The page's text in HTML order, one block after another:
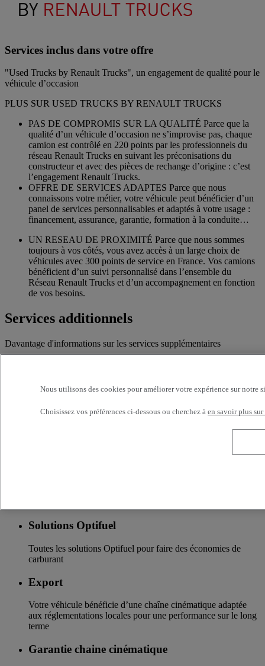
Services inclus dans votre offre
"Used Trucks by Renault Trucks", un engagement de qualité pour le
véhicule d’occasion
PLUS SUR USED TRUCKS BY RENAULT TRUCKS
PAS DE COMPROMIS SUR LA QUALITÉ Parce que la
qualité d’un véhicule d’occasion ne s’improvise pas, chaque
camion est contrôlé en 220 points par les professionnels du
réseau Renault Trucks en suivant les préconisations du
constructeur et avec des pièces de rechange d’origine : c’est
l’engagement Renault Trucks.
OFFRE DE SERVICES ADAPTES Parce que nous
connaissons votre métier, votre véhicule peut bénéficier d’un
panel de services personnalisables et adaptés à votre usage :
financement, assurance, garantie, formation à la conduite…
UN RESEAU DE PROXIMITÉ Parce que nous sommes
toujours à vos côtés, vous avez accès à un large choix de
véhicules avec 300 points de service en France. Vos camions
bénéficient d’un suivi personnalisé dans l’ensemble du
Réseau Renault Trucks et d’un accompagnement en fonction
de vos besoins.
Services additionnels
Davantage d'informations sur les services supplémentaires
La garantie de services de financements et d’assurances sur
Solutions Optifuel
Toutes les solutions Optifuel pour faire des économies de
carburant
Export
Votre véhicule bénéficie d’une chaîne cinématique adaptée
aux réglementations locales pour une performance sur le long
terme
Garantie chaine cinématique
Nous utilisons des cookies pour améliorer votre expérience sur notre
Choisissez vos préférences ci-dessous ou cherchez à en savoir plus